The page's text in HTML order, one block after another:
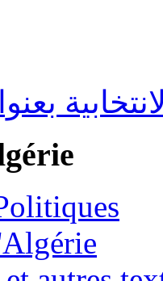
بعنوان